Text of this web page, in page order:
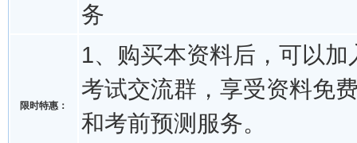
务
限时特惠：
1、购买本资料后，可以加
考试交流群，享受资料免
和考前预测服务。